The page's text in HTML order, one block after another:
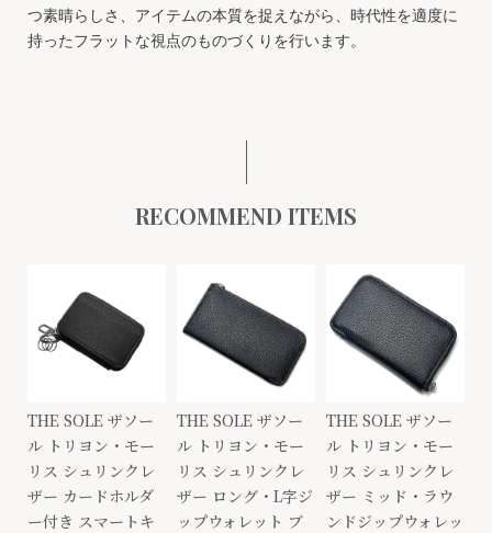
つ素晴らしさ、アイテムの本質を捉えながら、時代性を適度に
持ったフラットな視点のものづくりを行います。
RECOMMEND ITEMS
THE SOLE ザソー
ル トリヨン・モー
リス シュリンクレ
ザー カードホルダ
ー付き スマートキ
THE SOLE ザソー
ル トリヨン・モー
リス シュリンクレ
ザー ロング・L字ジ
ップウォレット ブ
THE SOLE ザソー
ル トリヨン・モー
リス シュリンクレ
ザー ミッド・ラウ
ンドジップウォレッ